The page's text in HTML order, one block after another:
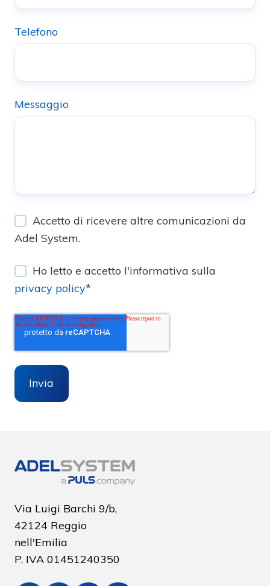
Telefono
Messaggio
Accetto di ricevere altre comunicazioni da
Adel System.
Ho letto e accetto l'informativa sulla
privacy policy*
Via Luigi Barchi 9/b,
42124 Reggio
nell'Emilia
P. IVA 01451240350